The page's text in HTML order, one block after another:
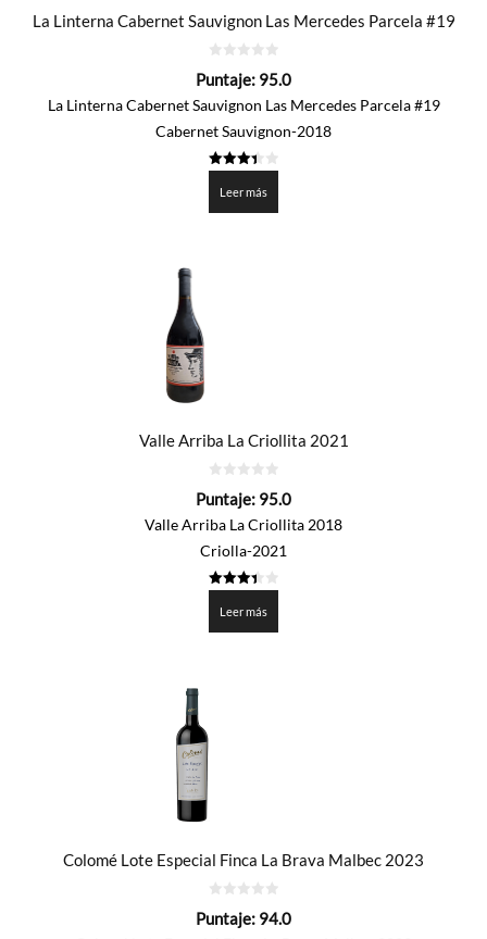
La Linterna Cabernet Sauvignon Las Mercedes Parcela #19
de
Puntaje: 95.0
La Linterna Cabernet Sauvignon Las Mercedes Parcela #19
Cabernet Sauvignon-2018
de 5
Leer más
Valle Arriba La Criollita 2021
de
Puntaje: 95.0
Valle Arriba La Criollita 2018
Criolla-2021
de 5
Leer más
Colomé Lote Especial Finca La Brava Malbec 2023
de
Puntaje: 94.0